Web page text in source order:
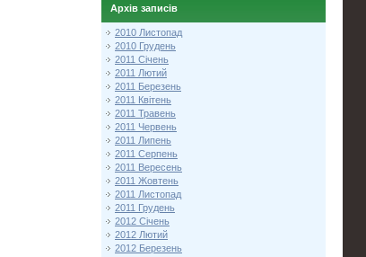
Архів записів
2010 Листопад
2010 Грудень
2011 Січень
2011 Лютий
2011 Березень
2011 Квітень
2011 Травень
2011 Червень
2011 Липень
2011 Серпень
2011 Вересень
2011 Жовтень
2011 Листопад
2011 Грудень
2012 Січень
2012 Лютий
2012 Березень